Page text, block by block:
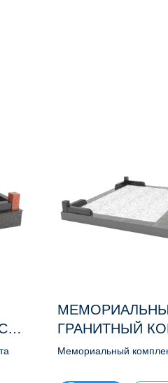
ГРАНИТНЫЙ
М145
Мемориальный